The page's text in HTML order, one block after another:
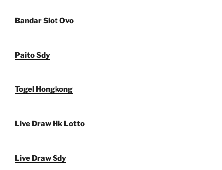
Bandar Slot Ovo
Paito Sdy
Togel Hongkong
Live Draw Hk Lotto
Live Draw Sdy